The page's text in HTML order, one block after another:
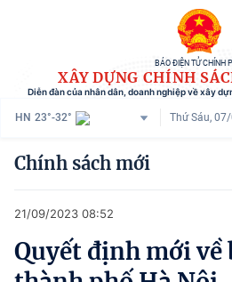
BÁO ĐIỆN TỬ CHÍNH
XÂY DỰNG CHÍNH
Diễn đàn của nhân dân, doanh nghiệp về xây
HN 23°-32° Thứ Sáu,
Danh mục
Tham vấn chính sách
Chính sách mới
21/09/2023 08:52
Quyết định mới về